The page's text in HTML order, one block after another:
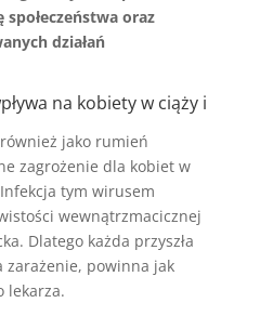
oraz
działań
na kobiety w ciąży i
jako rumień
zagrożenie dla kobiet w
tym wirusem
wewnątrzmacicznej
Dlatego każda przyszła
zarażenie, powinna jak
lekarza.